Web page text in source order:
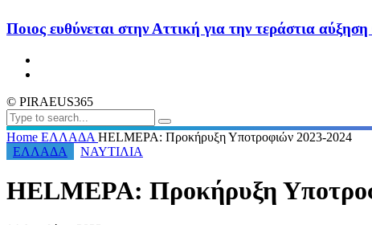
Ποιος ευθύνεται στην Αττική για την τεράστια
© PIRAEUS365
Home ΕΛΛΑΔΑ HELMEPA: Προκήρυξη Υποτροφιών 2023-2024
ΕΛΛΑΔΑ
ΝΑΥΤΙΛΙΑ
HELMEPA: Προκήρυξη